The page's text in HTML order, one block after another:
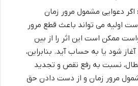
اگر دعوایی مشمول مرور زمان
اولیه می تواند باعث قطع مرور
ممکن است این اثر را از بین
آغاز شود یا به حساب آید. بنابراین،
نسبت به رفع نقص و تجدید
مرور زمان و از دست دادن حق